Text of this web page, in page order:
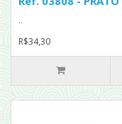
..
R$34,30